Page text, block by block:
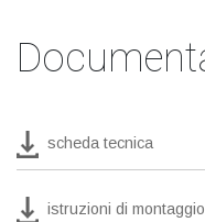
scheda tecnica
istruzioni di montaggio